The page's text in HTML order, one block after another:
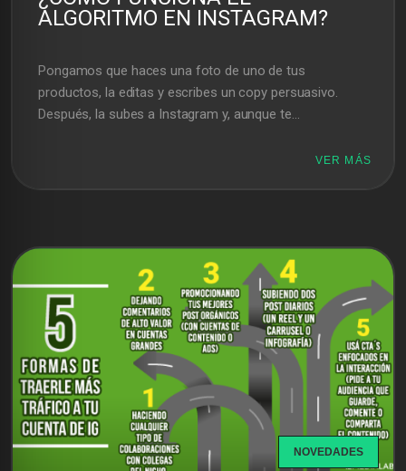
ALGORITMO EN INSTAGRAM?
Pongamos que haces una foto de uno de tus
productos, la editas y escribes un copy persuasivo.
Después, la subes a Instagram y, aunque te...
VER MÁS
NOVEDADES